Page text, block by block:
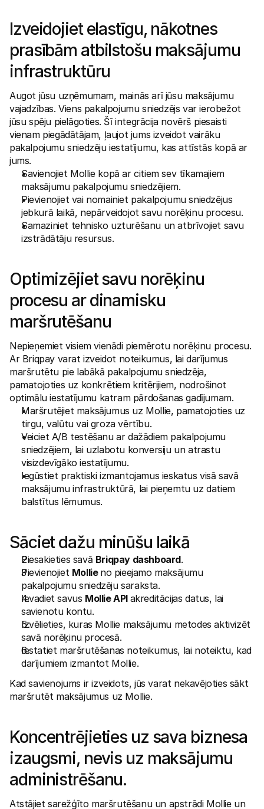
Izveidojiet elastīgu, nākotnes
prasībām atbilstošu maksājumu
infrastruktūru
Augot jūsu uzņēmumam, mainās arī jūsu maksājumu
vajadzības. Viens pakalpojumu sniedzējs var ierobežot
jūsu spēju pielāgoties. Šī integrācija novērš piesaisti
vienam piegādātājam, ļaujot jums izveidot vairāku
pakalpojumu sniedzēju iestatījumu, kas attīstās kopā ar
jums.
Savienojiet Mollie kopā ar citiem sev tīkamajiem
maksājumu pakalpojumu sniedzējiem.
Pievienojiet vai nomainiet pakalpojumu sniedzējus
jebkurā laikā, nepārveidojot savu norēķinu procesu.
Samaziniet tehnisko uzturēšanu un atbrīvojiet savu
izstrādātāju resursus.
Optimizējiet savu norēķinu
procesu ar dinamisku
maršrutēšanu
Nepieņemiet visiem vienādi piemērotu norēķinu procesu.
Ar Briqpay varat izveidot noteikumus, lai darījumus
maršrutētu pie labākā pakalpojumu sniedzēja,
pamatojoties uz konkrētiem kritērijiem, nodrošinot
optimālu iestatījumu katram pārdošanas gadījumam.
Maršrutējiet maksājumus uz Mollie, pamatojoties uz
tirgu, valūtu vai groza vērtību.
Veiciet A/B testēšanu ar dažādiem pakalpojumu
sniedzējiem, lai uzlabotu konversiju un atrastu
visizdevīgāko iestatījumu.
Iegūstiet praktiski izmantojamus ieskatus visā savā
maksājumu infrastruktūrā, lai pieņemtu uz datiem
balstītus lēmumus.
Sāciet dažu minūšu laikā
Piesakieties savā Briqpay dashboard.
Pievienojiet Mollie no pieejamo maksājumu
pakalpojumu sniedzēju saraksta.
Ievadiet savus Mollie API akreditācijas datus, lai
savienotu kontu.
Izvēlieties, kuras Mollie maksājumu metodes aktivizēt
savā norēķinu procesā.
Iestatiet maršrutēšanas noteikumus, lai noteiktu, kad
darījumiem izmantot Mollie.
Kad savienojums ir izveidots, jūs varat nekavējoties sākt
maršrutēt maksājumus uz Mollie.
Koncentrējieties uz sava biznesa
izaugsmi, nevis uz maksājumu
administrēšanu.
Atstājiet sarežģīto maršrutēšanu un apstrādi Mollie un